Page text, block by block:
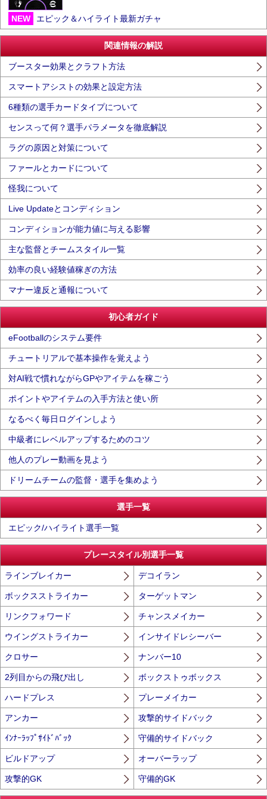
NEW エピック＆ハイライト最新ガチャ
関連情報の解説
ブースター効果とクラフト方法
スマートアシストの効果と設定方法
6種類の選手カードタイプについて
センスって何？選手パラメータを徹底解説
ラグの原因と対策について
ファールとカードについて
怪我について
Live Updateとコンディション
コンディションが能力値に与える影響
主な監督とチームスタイル一覧
効率の良い経験値稼ぎの方法
マナー違反と通報について
初心者ガイド
eFootballのシステム要件
チュートリアルで基本操作を覚えよう
対AI戦で慣れながらGPやアイテムを稼ごう
ポイントやアイテムの入手方法と使い所
なるべく毎日ログインしよう
中級者にレベルアップするためのコツ
他人のプレー動画を見よう
ドリームチームの監督・選手を集めよう
選手一覧
エピック/ハイライト選手一覧
プレースタイル別選手一覧
ラインブレイカー デコイラン
ボックスストライカー ターゲットマン
リンクフォワード チャンスメイカー
ウイングストライカー インサイドレシーバー
クロサー ナンバー10
2列目からの飛び出し ボックストゥボックス
ハードプレス プレーメイカー
アンカー 攻撃的サイドバック
ｲﾝﾅｰﾗｯﾌﾟｻｲﾄﾞﾊﾞｯｸ 守備的サイドバック
ビルドアップ オーバーラップ
攻撃的GK 守備的GK